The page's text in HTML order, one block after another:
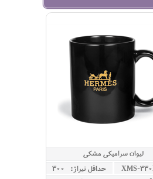
لیوان سرامیکی مشکی
حداقل تيراژ: 300